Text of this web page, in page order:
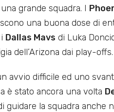
grande squadra. I
una buona dose di
Dallas Mavs di Luka
dell’Arizona dai play-offs.
avvio difficile ed uno
è stato ancora una volta
guidare la squadra anche